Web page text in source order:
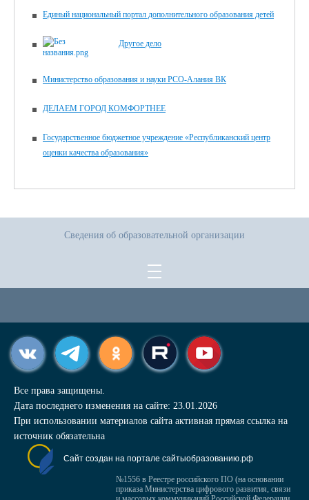
Единый национальный портал дополнительного образования детей
Другое дело
Министерство образования и науки РСО-Алания ВК
ДЕЛАЕМ ГОРОД КОМФОРТНЕЕ
Государственное бюджетное учреждение «Республиканский центр
оценки качества образования»
Сведения об образовательной организации
Все права защищены.
Дата последнего изменения на сайте: 23.01.2026
При использовании материалов сайта активная прямая ссылка на
источник обязательна
Сайт создан на портале сайтыобразованию.рф
№1556 в Реестре российского ПО (на основании
приказа Министерства цифрового развития, связи